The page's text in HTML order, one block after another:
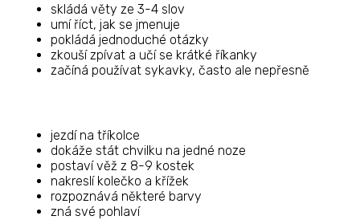
skládá věty ze 3-4 slov
umí říct, jak se jmenuje
pokládá jednoduché otázky
zkouší zpívat a učí se krátké říkanky
začíná používat sykavky, často ale nepřesně
jezdí na tříkolce
dokáže stát chvilku na jedné noze
postaví věž z 8-9 kostek
nakreslí kolečko a křížek
rozpoznává některé barvy
zná své pohlaví